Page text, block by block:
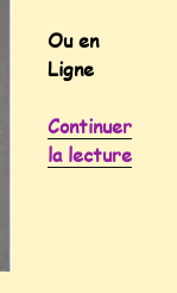
Ou en
Ligne
Continuer
la lecture